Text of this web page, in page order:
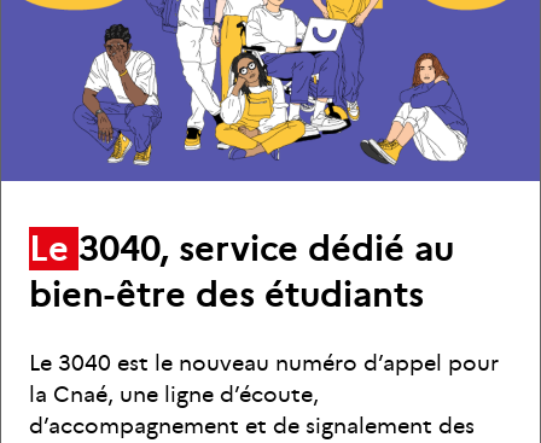
Le 3040, service dédié au
bien-être des étudiants
Le 3040 est le nouveau numéro d’appel pour
la Cnaé, une ligne d’écoute,
d’accompagnement et de signalement des